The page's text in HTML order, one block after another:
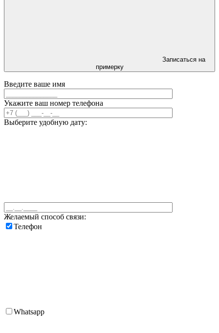
Записаться на
примерку
Введите ваше имя
Укажите ваш номер телефона
Выберите удобную дату:
Желаемый способ связи:
Телефон
Whatsapp